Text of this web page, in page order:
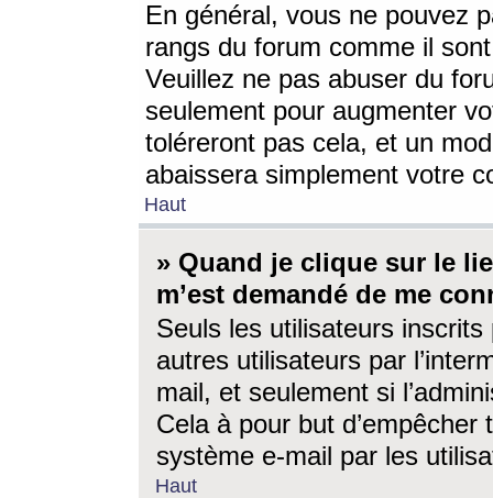
En général, vous ne pouvez
rangs du forum comme il
Veuillez ne pas abuser du
seulement pour augmenter
toléreront pas cela, et un
abaissera simplement votre
Haut
» Quand je clique sur le
m’est demandé de me
Seuls les utilisateurs
autres utilisateurs par
mail, et seulement si
Cela à pour but
système e-mail par les
Haut